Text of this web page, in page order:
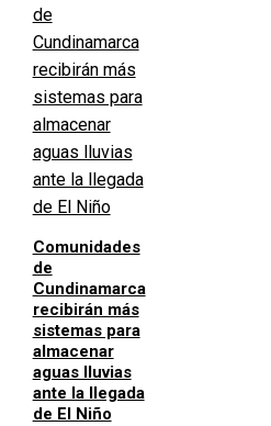
Comunidades
de
Cundinamarca
recibirán más
sistemas para
almacenar
aguas lluvias
ante la llegada
de El Niño